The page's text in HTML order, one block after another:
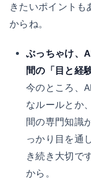
きたいポイントも
からね。
ぶっちゃけ、
間の「目と経
今のところ、
なルールとか
間の専門知識
っかり目を通
き続き大切で
から。